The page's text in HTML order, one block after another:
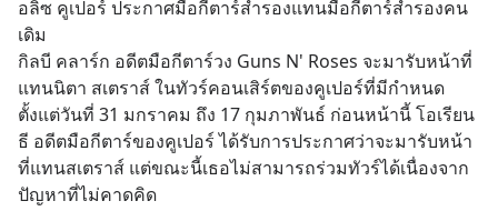
อลิซ คูเปอร์ ประกาศมือกีตาร์สำรองแทนมือกีตาร์สำรองคน
เดิม
กิลบี คลาร์ก อดีตมือกีตาร์วง Guns N' Roses จะมารับหน้าที่
แทนนิตา สเตราส์ ในทัวร์คอนเสิร์ตของคูเปอร์ที่มีกำหนด
ตั้งแต่วันที่ 31 มกราคม ถึง 17 กุมภาพันธ์ ก่อนหน้านี้ โอเรียน
ธี อดีตมือกีตาร์ของคูเปอร์ ได้รับการประกาศว่าจะมารับหน้า
ที่แทนสเตราส์ แต่ขณะนี้เธอไม่สามารถร่วมทัวร์ได้เนื่องจาก
ปัญหาที่ไม่คาดคิด